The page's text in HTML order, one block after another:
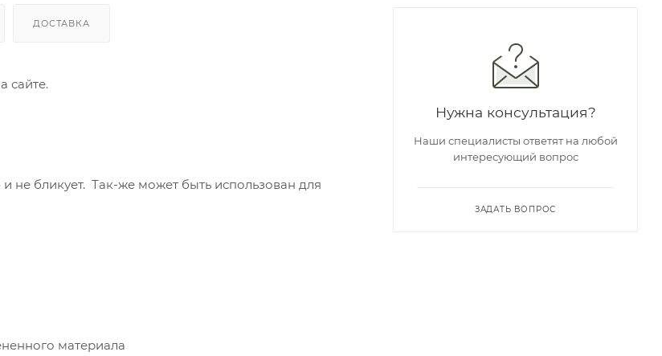
ДОСТАВКА
сайте.
не бликует. Так-же может быть использован для
материала
Нужна консультация?
Наши специалисты ответят на любой
интересующий вопрос
ЗАДАТЬ ВОПРОС